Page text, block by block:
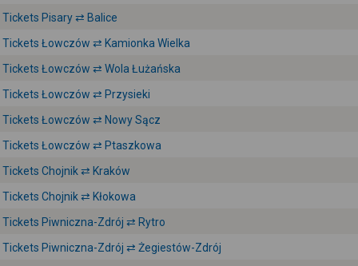
Tickets Pisary ⇄ Balice
Tickets Łowczów ⇄ Kamionka Wielka
Tickets Łowczów ⇄ Wola Łużańska
Tickets Łowczów ⇄ Przysieki
Tickets Łowczów ⇄ Nowy Sącz
Tickets Łowczów ⇄ Ptaszkowa
Tickets Chojnik ⇄ Kraków
Tickets Chojnik ⇄ Kłokowa
Tickets Piwniczna-Zdrój ⇄ Rytro
Tickets Piwniczna-Zdrój ⇄ Żegiestów-Zdrój